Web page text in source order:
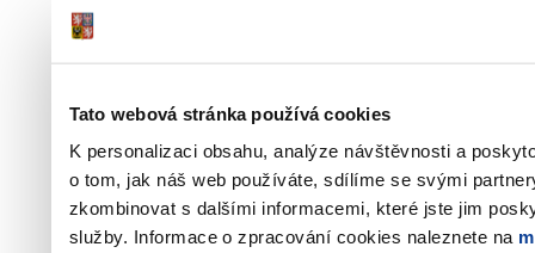
Tato webová stránka používá cookies
K personalizaci obsahu, analýze návštěvnosti a
o tom, jak náš web používáte, sdílíme se svými
zkombinovat s dalšími informacemi, které jste jim
služby. Informace o zpracování cookies naleznete na